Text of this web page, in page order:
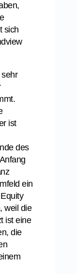
sich
ist
des
ein
weil die
ist eine
die